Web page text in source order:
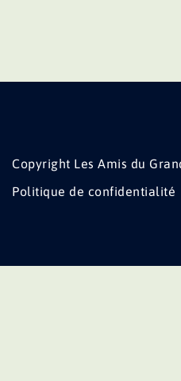
Copyright Les Amis du
Politique de confidentialité